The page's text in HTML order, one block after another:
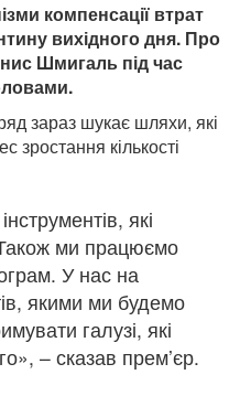
компенсації втрат
вихідного дня. Про
Шмигаль під час
зараз шукає шляхи, які
зростання кількості
які
ми працюємо
У нас на
якими ми будемо
галузі, які
– сказав прем’єр.